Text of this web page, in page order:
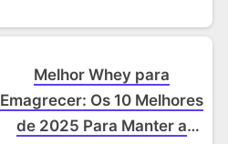
Melhor Whey para
Emagrecer: Os 10 Melhores
de 2025 Para Manter a